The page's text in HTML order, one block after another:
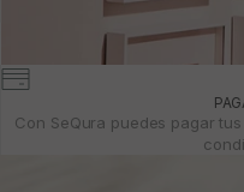
Con SeQura puedes pagar